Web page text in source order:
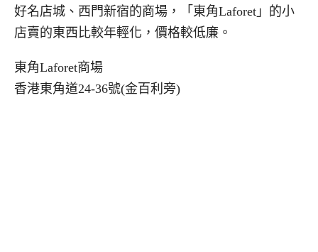
好名店城、西門新宿的商場，「東角Laforet」的小
店賣的東西比較年輕化，價格較低廉。
東角Laforet商場
香港東角道24-36號(金百利旁)